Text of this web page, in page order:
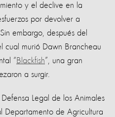
y el declive en la
por devolver a
embargo, después del
cual murió Dawn Brancheau
“Blackfish”, una gran
a surgir.
Legal de los Animales
Departamento de Agricultura